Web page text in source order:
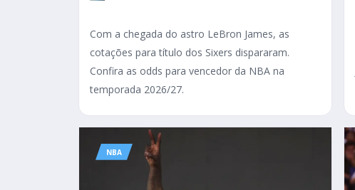
Com a chegada do astro LeBron James, as
cotações para título dos Sixers dispararam.
Confira as odds para vencedor da NBA na
temporada 2026/27.
NBA